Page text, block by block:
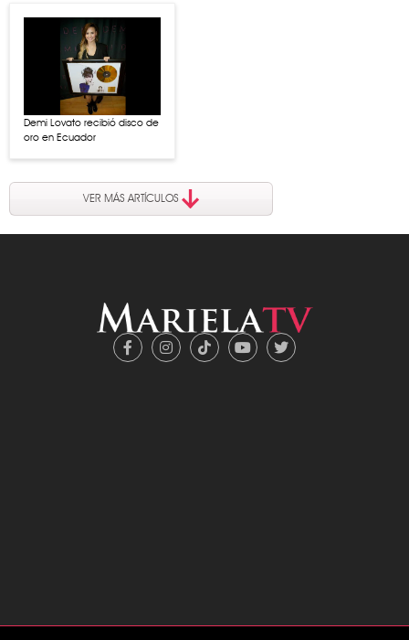
Demi Lovato recibió disco de
oro en Ecuador
VER MÁS ARTÍCULOS